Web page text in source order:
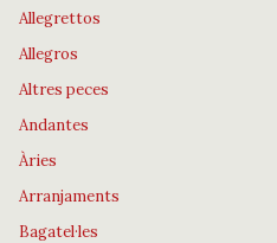
Allegrettos
Allegros
Altres peces
Andantes
Àries
Arranjaments
Bagatel·les